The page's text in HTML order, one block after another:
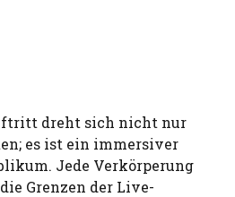
dreht sich nicht nur
es ist ein immersiver
Jede Verkörperung
Grenzen der Live-